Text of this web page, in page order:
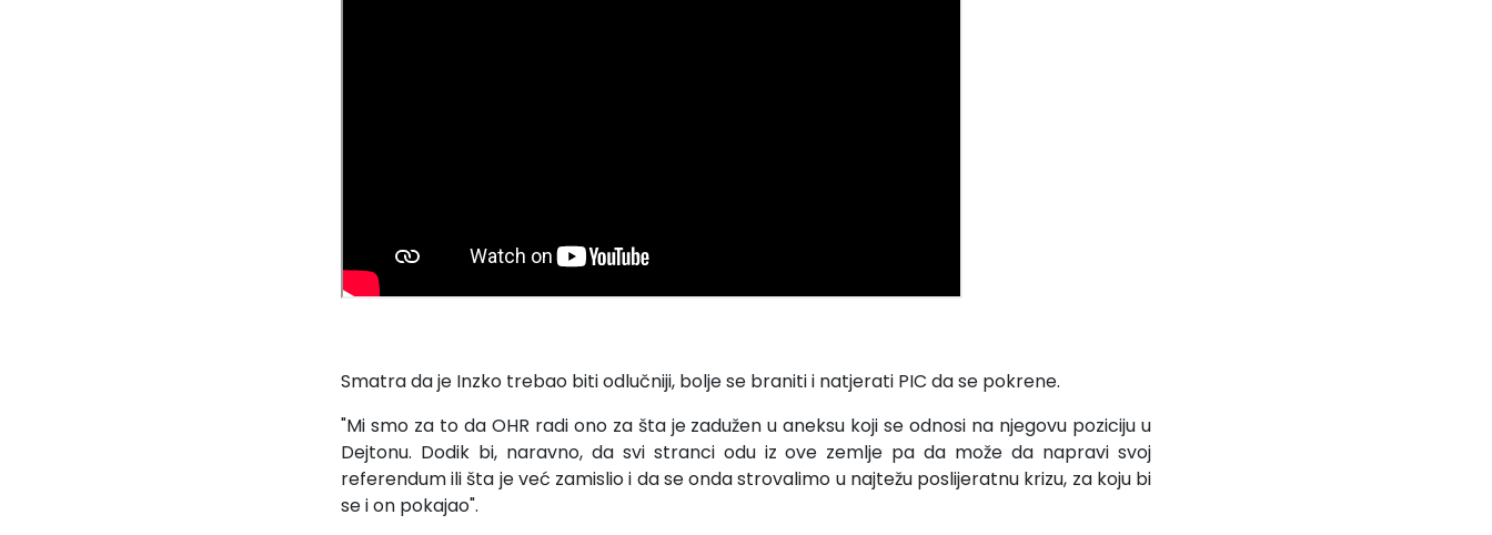
Smatra da je Inzko trebao biti odlučniji, bolje se braniti i natjerati PIC da se pokrene.
"Mi smo za to da OHR radi ono za šta je zadužen u aneksu koji se odnosi na njegovu poziciju u
Dejtonu. Dodik bi, naravno, da svi stranci odu iz ove zemlje pa da može da napravi svoj
referendum ili šta je već zamislio i da se onda strovalimo u najtežu poslijeratnu krizu, za koju bi
se i on pokajao".